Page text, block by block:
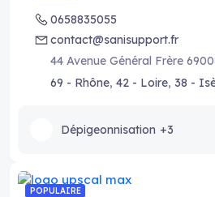
0658835055
contact@sanisupport.fr
44 Avenue Général Frère
69 - Rhône, 42 - Loire, 38 -
Dépigeonnisation +3
POPULAIRE